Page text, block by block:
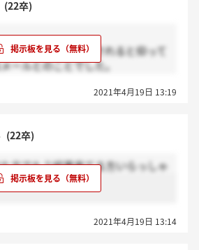
(22卒)
に、何で結果通知されると仰って
ールとのことでした。
2021年4月19日 13:19
(22卒)
方でもう結果来てる方いらっしゃ
2021年4月19日 13:14